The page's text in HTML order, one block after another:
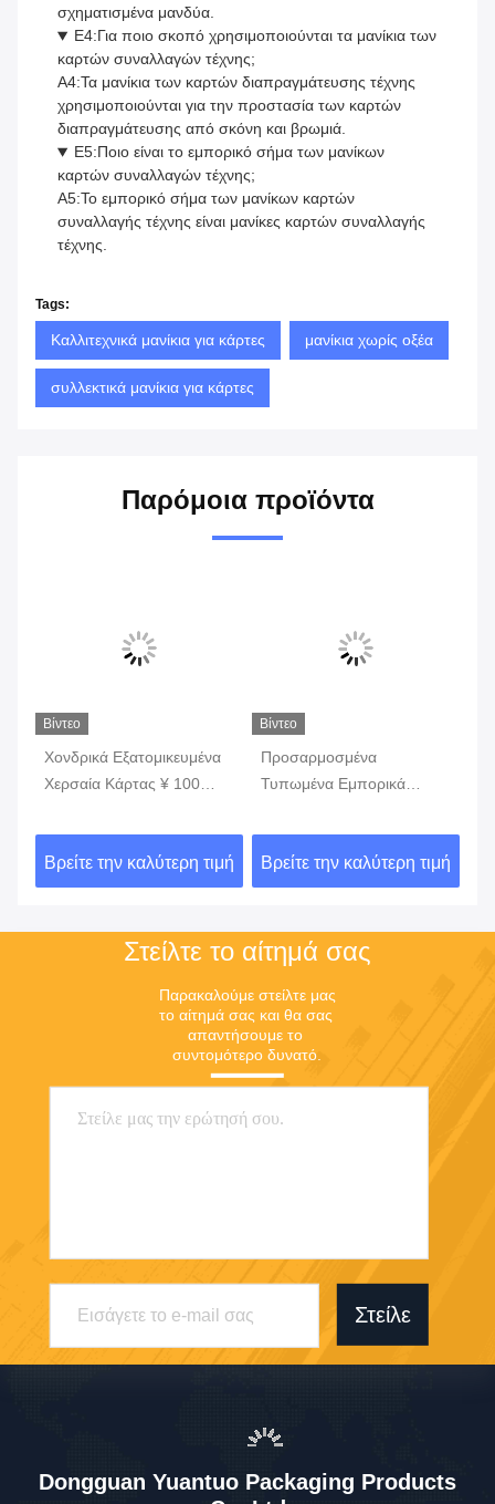
σχηματισμένα μανδύα.
Ε4:Για ποιο σκοπό χρησιμοποιούνται τα μανίκια των
καρτών συναλλαγών τέχνης;
Α4:Τα μανίκια των καρτών διαπραγμάτευσης τέχνης
χρησιμοποιούνται για την προστασία των καρτών
διαπραγμάτευσης από σκόνη και βρωμιά.
Ε5:Ποιο είναι το εμπορικό σήμα των μανίκων
καρτών συναλλαγών τέχνης;
Α5:Το εμπορικό σήμα των μανίκων καρτών
συναλλαγής τέχνης είναι μανίκες καρτών συναλλαγής
τέχνης.
Tags:
Καλλιτεχνικά μανίκια για κάρτες μανίκια χωρίς οξέα
συλλεκτικά μανίκια για κάρτες
Παρόμοια προϊόντα
Βίντεο
Χονδρικά Εξατομικευμένα
Χερσαία Κάρτας ¥ 100
Μαχαιριές, Εκτύπωση
OEM, Προστασία &
Εμφάνιση των Κάρτων σας
Βρείτε την καλύτερη τιμή
Βίντεο
Προσαρμοσμένα
Τυπωμένα Εμπορικά
πλαστικών ΤCG
Βρείτε την καλύτερη τιμή
Στείλτε το αίτημά σας
Παρακαλούμε στείλτε μας
το αίτημά σας και θα σας
απαντήσουμε το
συντομότερο δυνατό.
Στείλε
Dongguan Yuantuo Packaging Products